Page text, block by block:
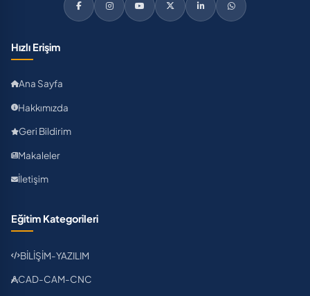
Hızlı Erişim
Ana Sayfa
Hakkımızda
Geri Bildirim
Makaleler
İletişim
Eğitim Kategorileri
BİLİŞİM-YAZILIM
CAD-CAM-CNC